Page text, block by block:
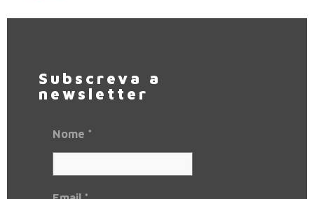
Subscreva a
newsletter
Nome *